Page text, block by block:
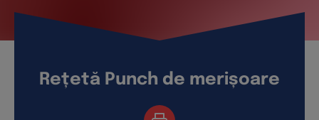
Rețetă Punch de merișoare